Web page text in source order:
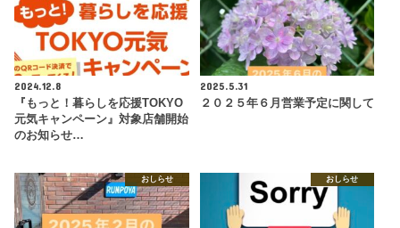
2024.12.8
『もっと！暮らしを応援TOKYO
元気キャンペーン』対象店舗開始
のお知らせ…
2025.5.31
２０２５年６月営業予定に関して
おしらせ おしらせ